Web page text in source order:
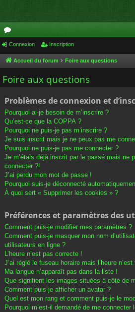
or
u
m
Connexion Inscription
Accueil du forum Foire aux questions
Foire aux questions
Problèmes de connexion et
Pourquoi ai-je besoin de m’inscrire ?
Qu’est-ce que la COPPA ?
Pourquoi ne puis-je pas m’inscrire ?
Je suis inscrit mais je ne peux pas me
Pourquoi ne puis-je pas me connecter ?
Je m’étais déjà inscrit par le passé mais ne
connecter ?!
J’ai perdu mon mot de passe !
Pourquoi suis-je déconnecté
À quoi sert « Supprimer les cookies » ?
Préférences et paramètres des
Comment puis-je modifier mes paramètres ?
Comment puis-je masquer mon nom
utilisateurs en ligne ?
L’heure n’est pas correcte !
J’ai réglé le fuseau horaire mais l’heure
Ma langue n’apparaît pas dans la liste !
Que signifient les images situées à côté de
Comment puis-je afficher un avatar ?
Quel est mon rang et comment puis-je le
Pourquoi m’est-il demandé de me